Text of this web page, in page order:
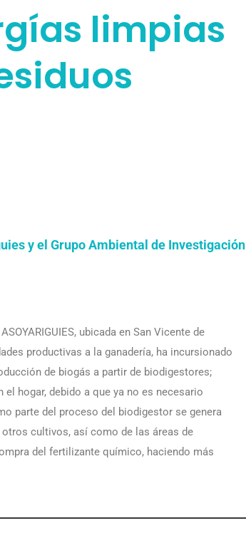
limpias
y el Grupo Ambiental de Investigación
ubicada en San Vicente de
productivas a la ganadería, ha incursionado
de biogás a partir de biodigestores;
hogar, debido a que ya no es necesario
parte del proceso del biodigestor se genera
cultivos, así como de las áreas de
del fertilizante químico, haciendo más